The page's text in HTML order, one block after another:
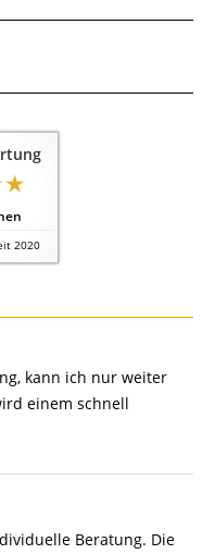
2020
kann ich nur weiter
einem schnell
Beratung. Die